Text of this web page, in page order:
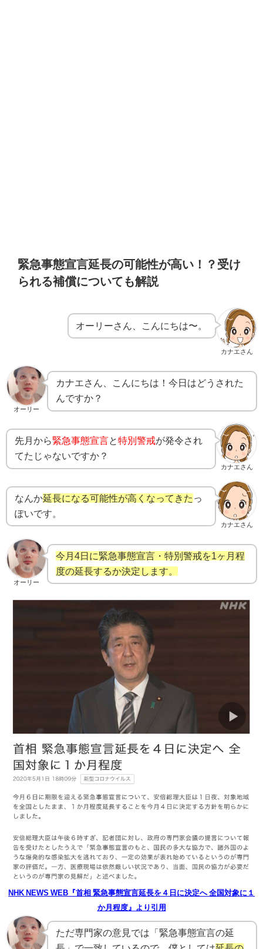
緊急事態宣言延長の可能性が高い！？受け
られる補償についても解説
カナエさん
オーリーさん、こんにちは〜。
オーリー
カナエさん、こんにちは！今日はどうされた
んですか？
カナエさん
先月から緊急事態宣言と特別警戒が発令され
てたじゃないですか？
カナエさん
なんか延長になる可能性が高くなってきた っ
ぽいです。
オーリー
今月4日に緊急事態宣言・特別警戒を1ヶ月程
度の延長するか決定します。
NHK NEWS WEB『首相 緊急事態宣言延長を４日に決定へ 全国対象に１
か月程度』より引用
ただ専門家の意見では「緊急事態宣言の延